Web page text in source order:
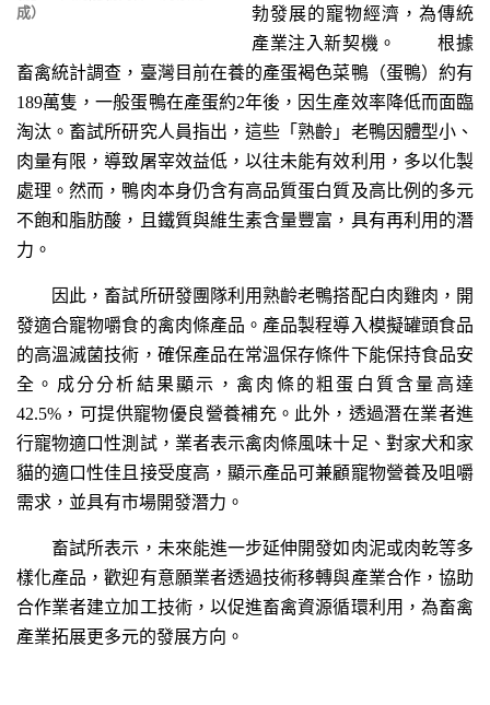
成）
勃發展的寵物經濟，為傳統
產業注入新契機。 根據
畜禽統計調查，臺灣目前在養的產蛋褐色菜鴨（蛋鴨）約有
189萬隻，一般蛋鴨在產蛋約2年後，因生產效率降低而面臨
淘汰。畜試所研究人員指出，這些「熟齡」老鴨因體型小、
肉量有限，導致屠宰效益低，以往未能有效利用，多以化製
處理。然而，鴨肉本身仍含有高品質蛋白質及高比例的多元
不飽和脂肪酸，且鐵質與維生素含量豐富，具有再利用的潛
力。
因此，畜試所研發團隊利用熟齡老鴨搭配白肉雞肉，開
發適合寵物嚼食的禽肉條產品。產品製程導入模擬罐頭食品
的高溫滅菌技術，確保產品在常溫保存條件下能保持食品安
全。成分分析結果顯示，禽肉條的粗蛋白質含量高達
42.5%，可提供寵物優良營養補充。此外，透過潛在業者進
行寵物適口性測試，業者表示禽肉條風味十足、對家犬和家
貓的適口性佳且接受度高，顯示產品可兼顧寵物營養及咀嚼
需求，並具有市場開發潛力。
畜試所表示，未來能進一步延伸開發如肉泥或肉乾等多
樣化產品，歡迎有意願業者透過技術移轉與產業合作，協助
合作業者建立加工技術，以促進畜禽資源循環利用，為畜禽
產業拓展更多元的發展方向。